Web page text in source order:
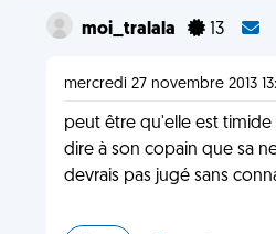
moi_tralala 13
mercredi 27 novembre 2013
peut être qu'elle est
dire à son copain que sa
devrais pas jugé sans